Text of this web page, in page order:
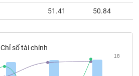
51.41 50.84
Chỉ số tài chính
18